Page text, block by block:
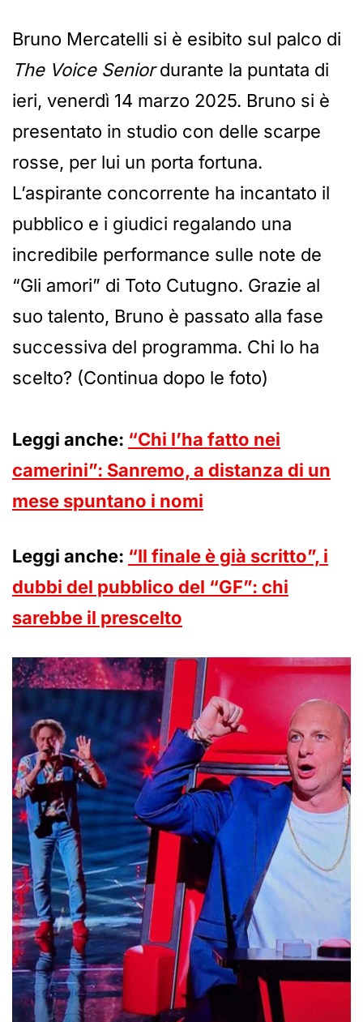
Bruno Mercatelli si è esibito sul palco di
The Voice Seniordurante la puntata di
ieri, venerdì 14 marzo 2025. Bruno si è
presentato in studio con delle scarpe
rosse, per lui un porta fortuna.
L’aspirante concorrente ha incantato il
pubblico e i giudici regalando una
incredibile performance sulle note de
“Gli amori” di Toto Cutugno. Grazie al
suo talento, Bruno è passato alla fase
successiva del programma. Chi lo ha
scelto? (Continua dopo le foto)
Leggi anche: “Chi l’ha fatto nei
camerini”: Sanremo, a distanza di un
mese spuntano i nomi
Leggi anche: “Il finale è già scritto”, i
dubbi del pubblico del “GF”: chi
sarebbe il prescelto